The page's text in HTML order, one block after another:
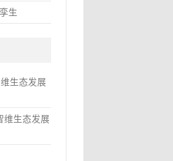
生
生态发展
维生态发展